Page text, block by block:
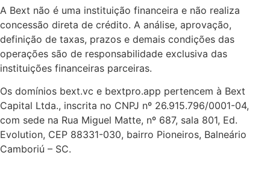
A Bext não é uma instituição financeira e não realiza
concessão direta de crédito. A análise, aprovação,
definição de taxas, prazos e demais condições das
operações são de responsabilidade exclusiva das
instituições financeiras parceiras.
Os domínios bext.vc e bextpro.app pertencem à Bext
Capital Ltda., inscrita no CNPJ nº 26.915.796/0001-04,
com sede na Rua Miguel Matte, nº 687, sala 801, Ed.
Evolution, CEP 88331-030, bairro Pioneiros, Balneário
Camboriú – SC.